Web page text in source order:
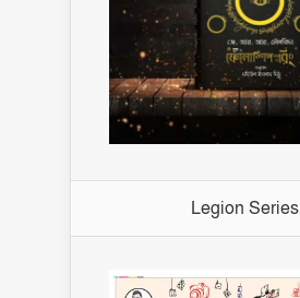
Legion Series